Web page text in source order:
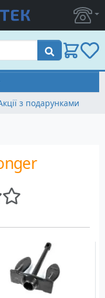
Пошук
з подарунками